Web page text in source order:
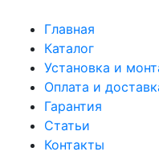
Главная
Каталог
Установка и
Оплата и
Гарантия
Статьи
Контакты